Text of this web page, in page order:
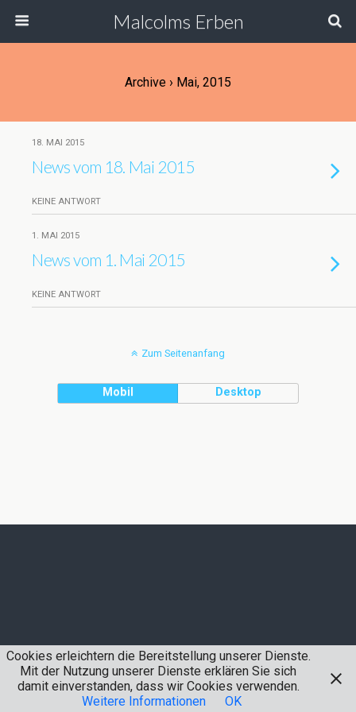
Malcolms Erben
Archive › Mai, 2015
18. MAI 2015
News vom 18. Mai 2015
KEINE ANTWORT
1. MAI 2015
News vom 1. Mai 2015
KEINE ANTWORT
Zum Seitenanfang
Mobil Desktop
Cookies erleichtern die Bereitstellung unserer Dienste.
Mit der Nutzung unserer Dienste erklären Sie sich
damit einverstanden, dass wir Cookies verwenden.
Weitere Informationen
OK